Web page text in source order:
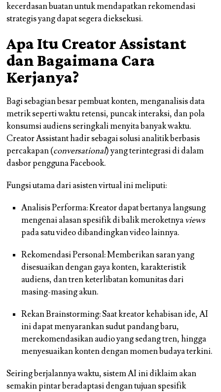
kecerdasan buatan untuk mendapatkan rekomendasi
strategis yang dapat segera dieksekusi.
Apa Itu Creator Assistant
dan Bagaimana Cara
Kerjanya?
Bagi sebagian besar pembuat konten, menganalisis data
metrik seperti waktu retensi, puncak interaksi, dan pola
konsumsi audiens seringkali menyita banyak waktu.
Creator Assistant hadir sebagai solusi analitik berbasis
percakapan (conversational) yang terintegrasi di dalam
dasbor pengguna Facebook.
Fungsi utama dari asisten virtual ini meliputi:
Analisis Performa: Kreator dapat bertanya langsung
mengenai alasan spesifik di balik meroketnyaviews
pada satu video dibandingkan video lainnya.
Rekomendasi Personal: Memberikan saran yang
disesuaikan dengan gaya konten, karakteristik
audiens, dan tren keterlibatan komunitas dari
masing-masing akun.
Rekan Brainstorming: Saat kreator kehabisan ide, AI
ini dapat menyarankan sudut pandang baru,
merekomendasikan audio yang sedang tren, hingga
menyesuaikan konten dengan momen budaya terkini.
Seiring berjalannya waktu, sistem AI ini diklaim akan
semakin pintar beradaptasi dengan tujuan spesifik